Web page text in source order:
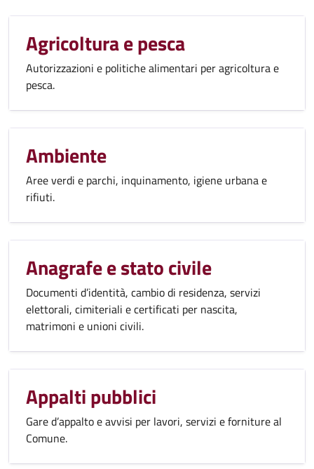
Agricoltura e pesca
Autorizzazioni e politiche alimentari per agricoltura e
pesca.
Ambiente
Aree verdi e parchi, inquinamento, igiene urbana e
rifiuti.
Anagrafe e stato civile
Documenti d’identità, cambio di residenza, servizi
elettorali, cimiteriali e certificati per nascita,
matrimoni e unioni civili.
Appalti pubblici
Gare d’appalto e avvisi per lavori, servizi e forniture al
Comune.